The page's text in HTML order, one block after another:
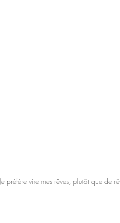
Je préfère vire mes rêves, plutôt que de